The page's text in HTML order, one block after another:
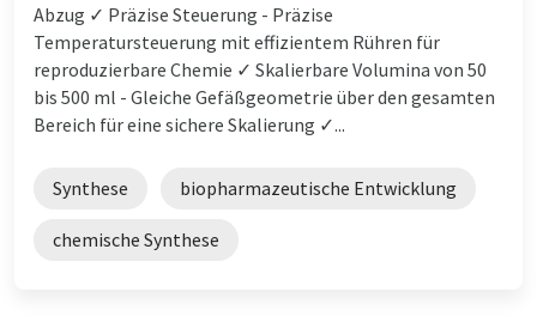
Abzug ✓ Präzise Steuerung - Präzise
Temperatursteuerung mit effizientem Rühren für
reproduzierbare Chemie ✓ Skalierbare Volumina von 50
bis 500 ml - Gleiche Gefäßgeometrie über den gesamten
Bereich für eine sichere Skalierung ✓...
Synthese biopharmazeutische Entwicklung
chemische Synthese